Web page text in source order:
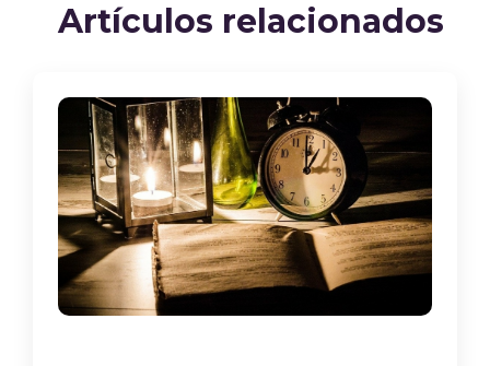
Artículos relacionados